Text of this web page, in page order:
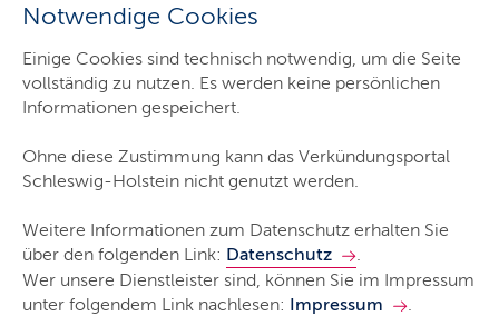
Notwendige Cookies
Einige Cookies sind technisch notwendig, um die Seite
vollständig zu nutzen. Es werden keine persönlichen
Informationen gespeichert.
Ohne diese Zustimmung kann das Verkündungsportal
Schleswig-Holstein nicht genutzt werden.
Weitere Informationen zum Datenschutz erhalten Sie
über den folgenden Link: Datenschutz
.
Wer unsere Dienstleister sind, können Sie im Impressum
unter folgendem Link nachlesen: Impressum
.
Landesverordnung zur Änderung der
SHIBB Errichtungsverordnung
GVOBl. Schl.-H. 2026/57 vom 23. Juni 2026
Ausfertigungsdatum:
3. Juni 2026
Veröffentlichungsdatum: 23. Juni 2026